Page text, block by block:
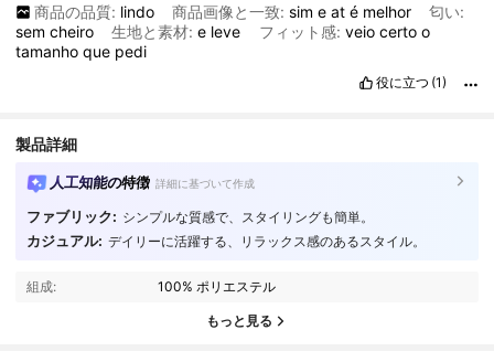
商品の品質: lindo 商品画像と一致: sim e at é melhor
匂い:
semcheiro 生地と素材:e leve フィット感: veio certo o
tamanhoque pedi
役に立つ (1)
製品詳細
人工知能の特徴 詳細に基づいて作成
ファブリック: シンプルな質感で、スタイリングも簡単。
カジュアル: デイリーに活躍する、リラックス感のあるスタイル。
組成: 100% ポリエステル
もっと見る
1.1M フォロワー